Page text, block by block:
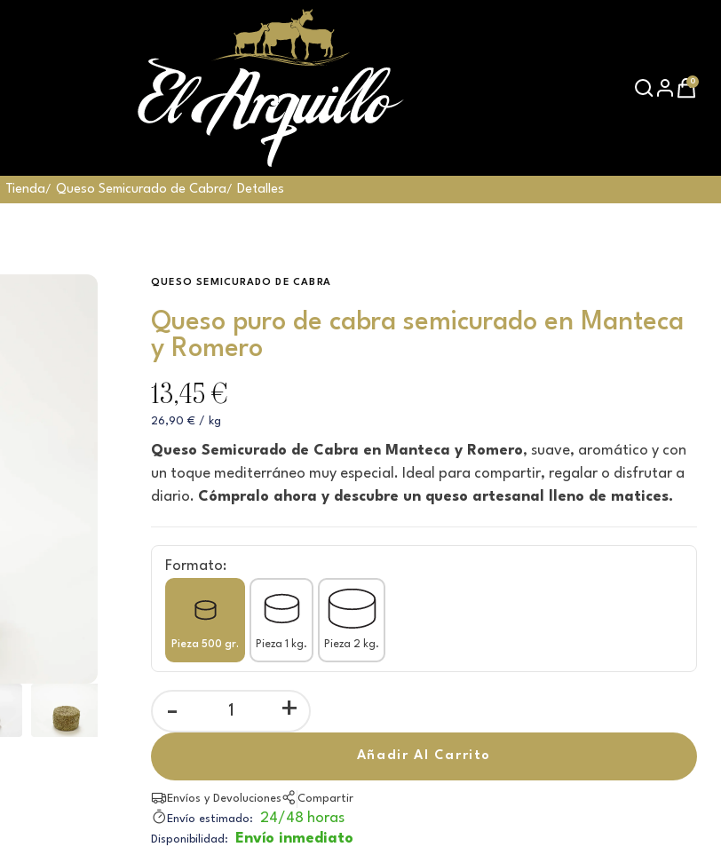
0
Tienda Queso Semicurado de Cabra Detalles
QUESO SEMICURADO DE CABRA
Queso puro de cabra semicurado en Manteca
y Romero
13,45 €
26,90 € / kg
Queso Semicurado de Cabra en Manteca y Romero, suave, aromático y con
un toque mediterráneo muy especial. Ideal para compartir, regalar o disfrutar a
diario. Cómpralo ahora y descubre un queso artesanal lleno de matices.
Formato:
Pieza 500 gr. Pieza 1 kg. Pieza 2 kg.
- +
Añadir Al Carrito
Envíos y Devoluciones
Compartir
Envío estimado: 24/48 horas
Disponibilidad: Envío inmediato